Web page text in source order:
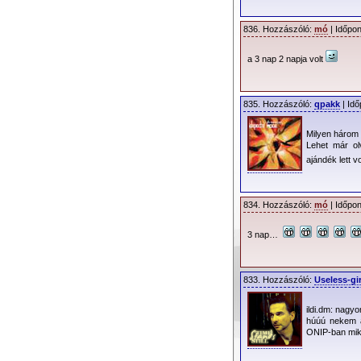
Az itt listázott,
őrizzék meg
azon vannak, hogy
ehhez időre van
mely koncertek
05.12. Athén, Terra
05.14. Istanbul,
05.16. Bukarest,
05.18. Szófia,
05.20. Belgrád,
05.23. Varsó,
05.25. Riga,
05.27. Vilnius,
Zágráb
jövőbeli turnéin
Eredeti
836. Hozzászóló: mó |
a 3 nap 2 napja volt
835. Hozzászóló: qpakk |
Milyen három
Lehet már
ajándék lett
834. Hozzászóló: mó |
3 nap…
833. Hozzászóló: Useless-
ildi.dm:
húúú nekem
ONIP-ban